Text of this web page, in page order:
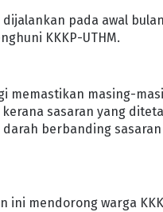
pada awal
KKKP-UTHM.
memastikan masing-
sasaran yang
berbanding
mendorong warga